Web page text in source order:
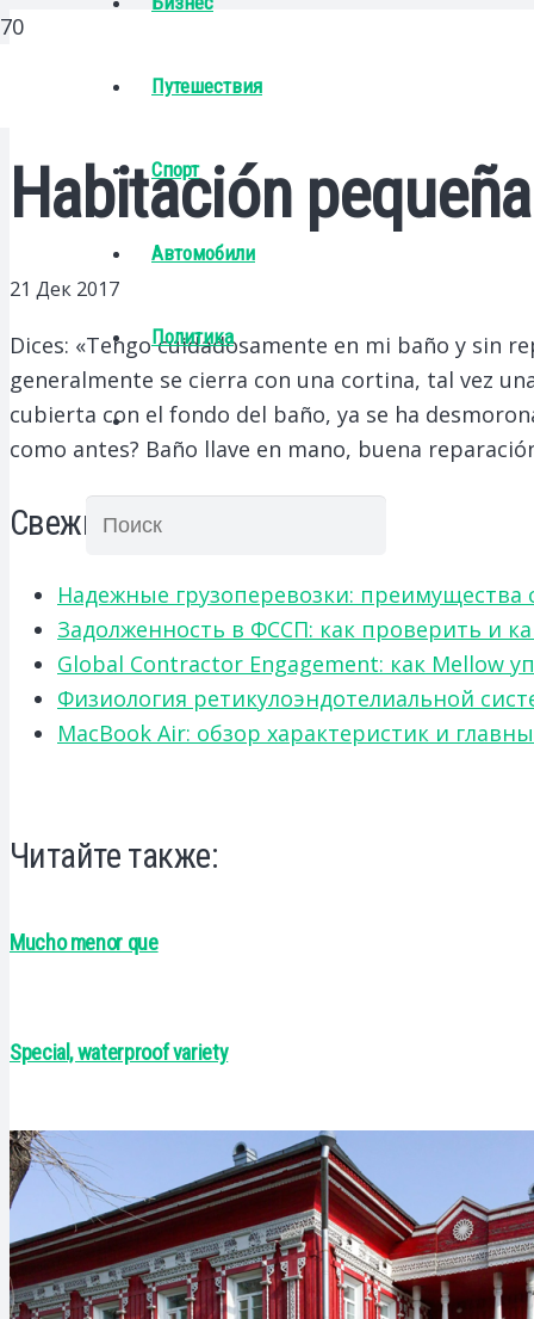
Путешествия
Спорт
Автомобили
Политика
Habitación
21 Дек 2017
Dices: «Tengo cuidadosamente en mi baño y sin
generalmente se cierra con una cortina, tal vez
cubierta con el fondo del baño, ya se ha
como antes? Baño llave en mano, buena
Свежие записи
Надежные грузоперевозки: преимущества
Задолженность в ФССП: как проверить и
Global Contractor Engagement: как Mellow
Физиология ретикулоэндотелиальной
MacBook Air: обзор характеристик и
Читайте также:
Mucho menor que
Special, waterproof variety